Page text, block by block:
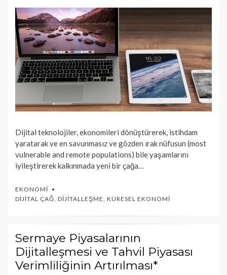
Dijital teknolojiler, ekonomileri dönüştürerek, istihdam
yaratarak ve en savunmasız ve gözden ırak nüfusun (most
vulnerable and remote populations) bile yaşamlarını
iyileştirerek kalkınmada yeni bir çağa…
EKONOMI
DIJITAL ÇAĞ, DIJITALLEŞME, KÜRESEL EKONOMI
Sermaye Piyasalarının
Dijitalleşmesi ve Tahvil Piyasası
Verimliliğinin Artırılması*